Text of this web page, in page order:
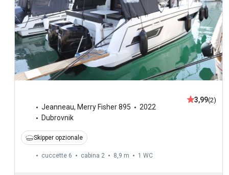
Jeanneau, Merry Fisher 895
2022
Dubrovnik
3,99(2)
Skipper opzionale
cuccette 6 cabina 2 8,9 m 1 WC